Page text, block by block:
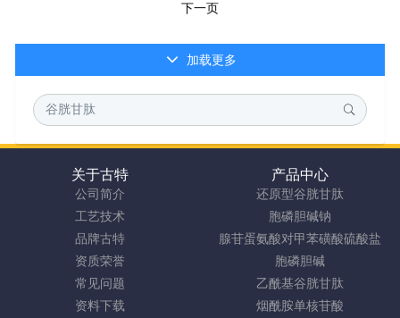
下一页
加载更多
关于古特
公司简介
工艺技术
品牌古特
资质荣誉
常见问题
资料下载
产品中心
还原型谷胱甘肽
胞磷胆碱钠
腺苷蛋氨酸对甲苯磺酸硫酸盐
胞磷胆碱
乙酰基谷胱甘肽
烟酰胺单核苷酸